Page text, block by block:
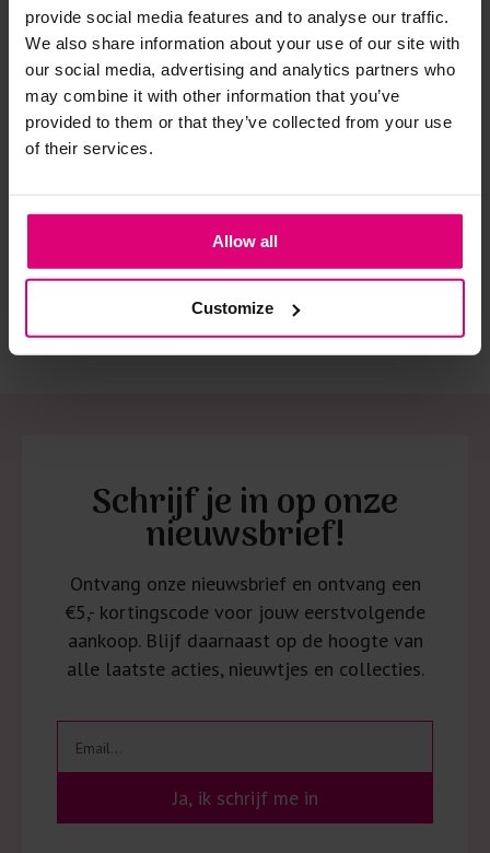
provide social media features and to analyse our traffic.
We also share information about your use of our site with
our social media, advertising and analytics partners who
may combine it with other information that you’ve
provided to them or that they’ve collected from your use
of their services.
Allow all
Customize
Strijkijzer/droogtrommel:
Kledingstukken met elastine zijn niet bestand tegen de hitte
van het strijkijzer en/of de droogtrommel. Ook in veel
spijkerbroeken is elastine (stretch) verwerkt en mogen dus
Twijfels? Wij staan klaar voor advies op maat.
VIA VAI
€ 109,95
Schrijf je in op onze
nieuwsbrief!
Ontvang onze nieuwsbrief en ontvang een
€5,- kortingscode voor jouw eerstvolgende
aankoop. Blijf daarnaast op de hoogte van
alle laatste acties, nieuwtjes en collecties.
Ja, ik schrijf me in